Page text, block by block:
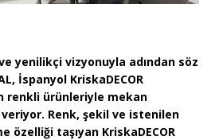
yenilikçi vizyonuyla adından söz
İspanyol KriskaDECOR
renkli ürünleriyle mekan
Renk, şekil ve istenilen
taşıyan KriskaDECOR